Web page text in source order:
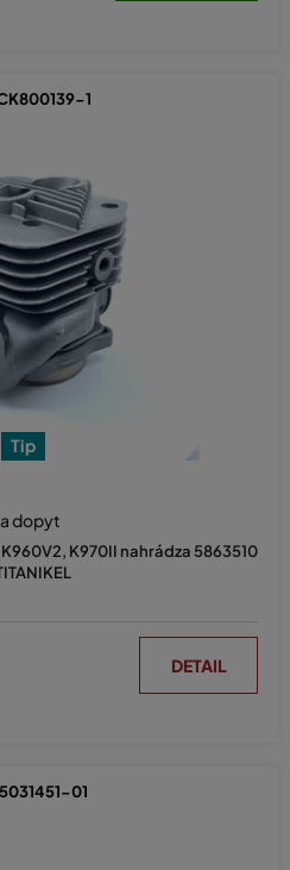
Tip
K970II nahrádza 5863510
dopyt
DETAIL
1
5031451-01